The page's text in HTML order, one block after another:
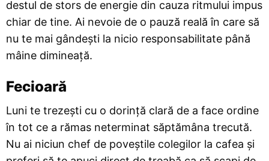
destul de stors de energie din cauza ritmului impus
chiar de tine. Ai nevoie de o pauză reală în care să
nu te mai gândești la nicio responsabilitate până
mâine dimineață.
Fecioară
Luni te trezești cu o dorință clară de a face ordine
în tot ce a rămas neterminat săptămâna trecută.
Nu ai niciun chef de poveștile colegilor la cafea și